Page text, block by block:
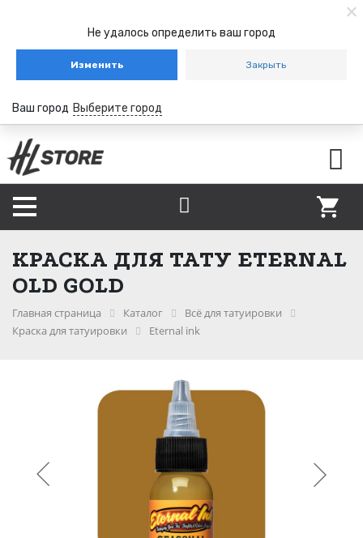
Не удалось определить ваш город
Изменить Закрыть
Ваш город Выберите город
КРАСКА ДЛЯ ТАТУ ETERNAL
OLD GOLD
Главная страница Каталог
Всё для татуировки
Краска для татуировки
Eternal ink